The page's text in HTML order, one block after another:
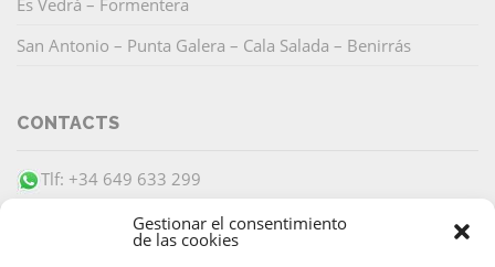
Gestionar el consentimiento
de las cookies
Es Vedrá – Formentera
San Antonio – Punta Galera – Cala Salada – Benirrás
CONTACTS
Tlf: +34 649 633 299